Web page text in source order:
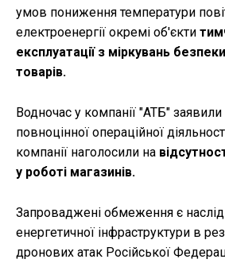
умов пониження температури
електроенергії окремі об'єкти
експлуатації з міркувань
товарів.
Водночас у компанії "АТБ"
повноцінної операційної
компанії наголосили на
у роботі магазинів.
Запроваджені обмеження є
енергетичної інфраструктури в
дронових атак Російської